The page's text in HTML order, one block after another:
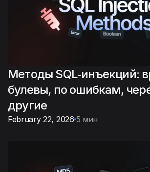
Методы SQL‑инъекций:
булевы, по ошибкам,
другие
February 22, 2026 5 мин